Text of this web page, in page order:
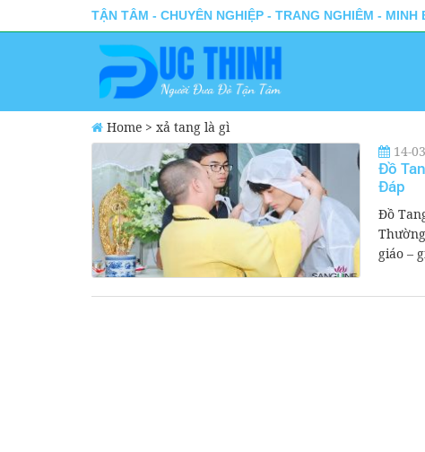
TẬN TÂM - CHUYÊN NGHIỆP - TRANG NGHIÊM - MINH
Home > xả tang là gì
14-
Đồ
Đáp
Đồ
giáo –